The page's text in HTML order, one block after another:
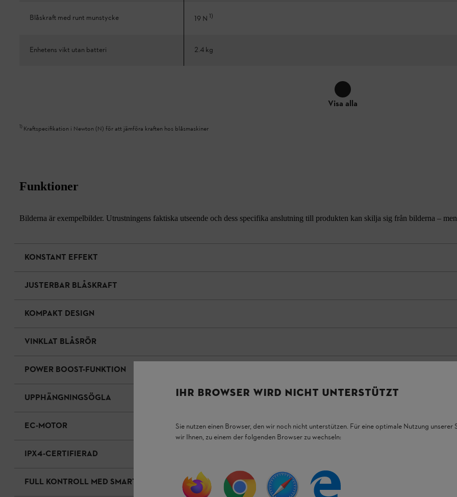
Blåskraft med runt munstycke 19 N 1)
Enhetens vikt utan batteri 2.4 kg
Visa alla
1) Kraftspecifikation i Newton (N) för att jämföra kraften hos blåsmaskiner
Funktioner
Bilderna är exempelbilder. Utrustningens faktiska utseende och dess specifika anslutning till produkten kan skilja sig från bilderna –
KONSTANT EFFEKT
JUSTERBAR BLÅSKRAFT
KOMPAKT DESIGN
VINKLAT BLÅSRÖR
POWER BOOST-FUNKTION
UPPHÄNGNINGSÖGLA
EC-MOTOR
IPX4-CERTIFIERAD
FULL KONTROLL MED SMART CONNECTOR
IHR BROWSER WIRD NICHT UNTERSTÜTZT
Sie nutzen einen Browser, den wir noch nicht unterstützen. Für eine optimale Nutzung unserer
wir Ihnen, zu einem der folgenden Browser zu wechseln: